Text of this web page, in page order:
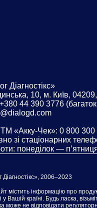
Діагностікс»
10, м. Київ, 04209,
44 390 3776
«Акку-Чек»: 0 800 300
зі стаціонарних
понеділок —
2006–2023
містить інформацію про
у Вашій країні. Будь ласка,
може не відповідати